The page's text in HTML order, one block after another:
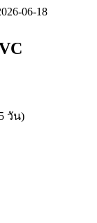
06-18
วัน)